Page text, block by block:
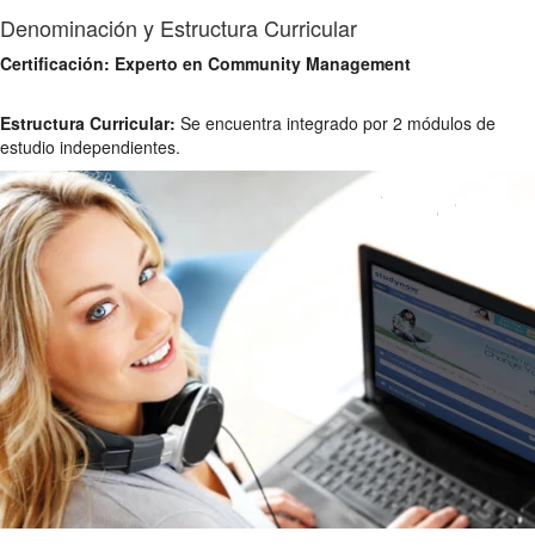
Denominación y Estructura Curricular
Certificación: Experto en Community Management
Estructura Curricular: Se encuentra integrado por 2 módulos de
estudio independientes.